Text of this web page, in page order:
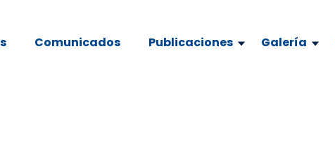
Comunicados Publicaciones Galería